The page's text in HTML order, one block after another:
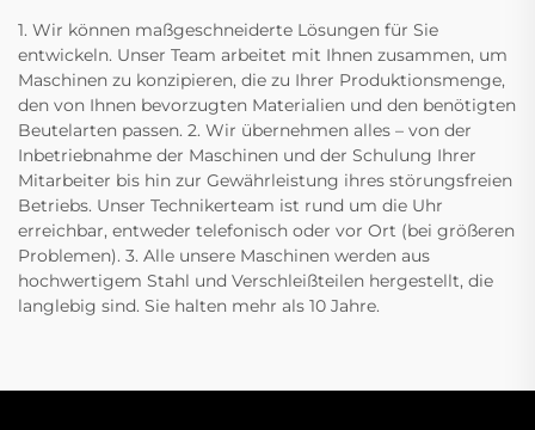
1. Wir können maßgeschneiderte Lösungen für Sie
entwickeln. Unser Team arbeitet mit Ihnen zusammen, um
Maschinen zu konzipieren, die zu Ihrer Produktionsmenge,
den von Ihnen bevorzugten Materialien und den benötigten
Beutelarten passen. 2. Wir übernehmen alles – von der
Inbetriebnahme der Maschinen und der Schulung Ihrer
Mitarbeiter bis hin zur Gewährleistung ihres störungsfreien
Betriebs. Unser Technikerteam ist rund um die Uhr
erreichbar, entweder telefonisch oder vor Ort (bei größeren
Problemen). 3. Alle unsere Maschinen werden aus
hochwertigem Stahl und Verschleißteilen hergestellt, die
langlebig sind. Sie halten mehr als 10 Jahre.